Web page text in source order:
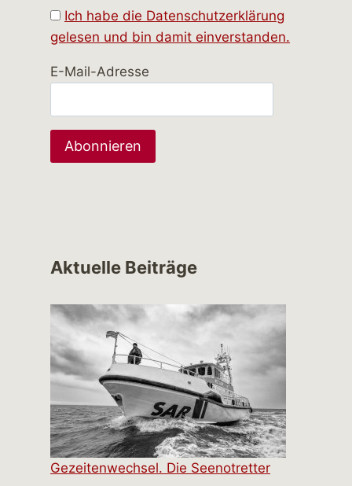
Ich habe die Datenschutzerklärung
gelesen und bin damit einverstanden.
E-Mail-Adresse
Aktuelle Beiträge
Gezeitenwechsel. Die Seenotretter